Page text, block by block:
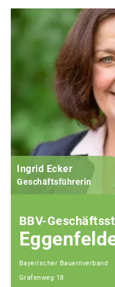
Ingrid Ecker
Geschäftsführerin
BBV-
Bayerischer Bauernverband
Grafenweg 18